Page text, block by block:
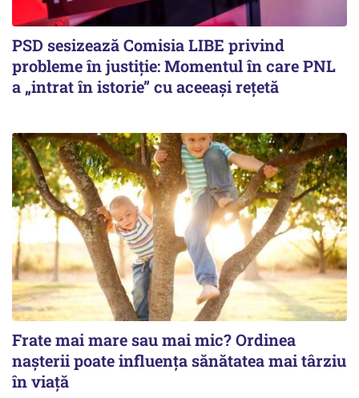
PSD sesizează Comisia LIBE privind
probleme în justiție: Momentul în care PNL
a „intrat în istorie” cu aceeași rețetă
Frate mai mare sau mai mic? Ordinea
nașterii poate influența sănătatea mai târziu
în viață